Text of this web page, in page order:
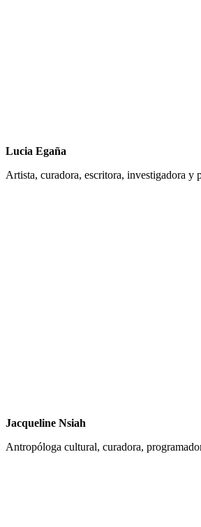
Lucia Egaña
Artista, curadora, escritora, investigadora y
Jacqueline Nsiah
Antropóloga cultural, curadora,